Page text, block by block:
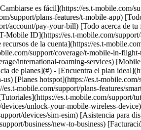
es fácil](https://es.t-mobile.com/
support/plans-features/t-mobile-app)
account/pay-your-bill) [Todo acerca de tu
Mobile ID](https://es.t-mobile.com/
de la cuenta](https://es.t-
support/coverage/t-mobile-in-
international-roaming-services)
de planes](#) - [Encuentra el plan
[Planes hotspot](https://es.t-mobile.com/
mobile.com/support/plans-features/
es.t-mobile.com/support/
unlock-your-mobile-wireless-
devices/sim-esim) [Asistencia para
business/new-to-business)